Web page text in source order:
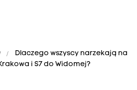
Dlaczego wszyscy narzekają na
i S7 do Widomej?